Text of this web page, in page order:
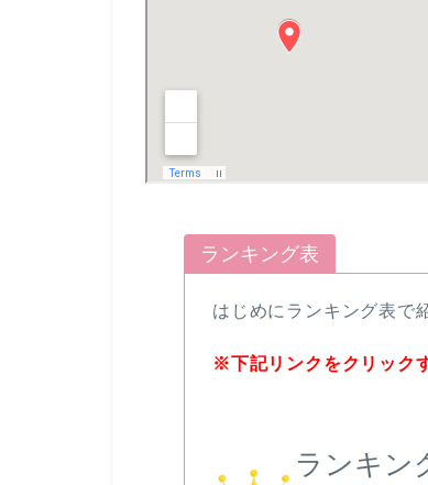
ランキング表
はじめにランキング表で
※下記リンクをクリック
ランキン